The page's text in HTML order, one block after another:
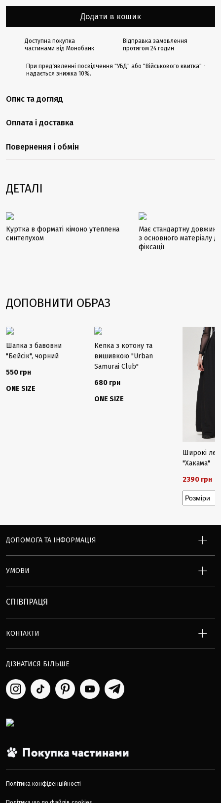
Додати в кошик
Доступна покупка
частинами від Монобанк
Відправка замовлення
протягом 24 годин
При предʼявленні посвідчення "УБД" або "Військового квитка" -
надається знижка 10%.
Опис та догляд
Оплата і доставка
Повернення і обмін
ДЕТАЛІ
Куртка в форматі кімоно утеплена
синтепухом
Має стандартну довжину
з основного матеріалу
фіксації
ДОПОВНИТИ ОБРАЗ
Шапка з бавовни
"Бейсік", чорний
550 грн
ONE SIZE
Кепка з котону та
вишивкою "Urban
Samurai Club"
680 грн
ONE SIZE
Широкі
"Хакама"
2390 грн
ДОПОМОГА ТА ІНФОРМАЦІЯ
УМОВИ
СПІВПРАЦЯ
КОНТАКТИ
ДІЗНАТИСЯ БІЛЬШЕ
Політика конфіденційності